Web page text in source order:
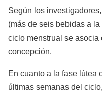
Según los
(más de seis bebidas a
ciclo menstrual se
concepción.
En cuanto a la fase lútea
últimas semanas del